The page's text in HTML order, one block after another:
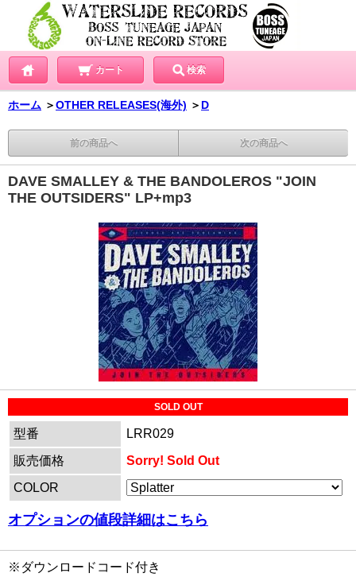
カート 検索
ホーム ＞OTHER RELEASES(海外) ＞ D
前の商品へ 次の商品へ
DAVE SMALLEY & THE BANDOLEROS "JOIN
THE OUTSIDERS" LP+mp3
SOLD OUT
型番
LRR029
販売価格
Sorry! Sold Out
COLOR
オプションの値段詳細はこちら
※ダウンロードコード付き